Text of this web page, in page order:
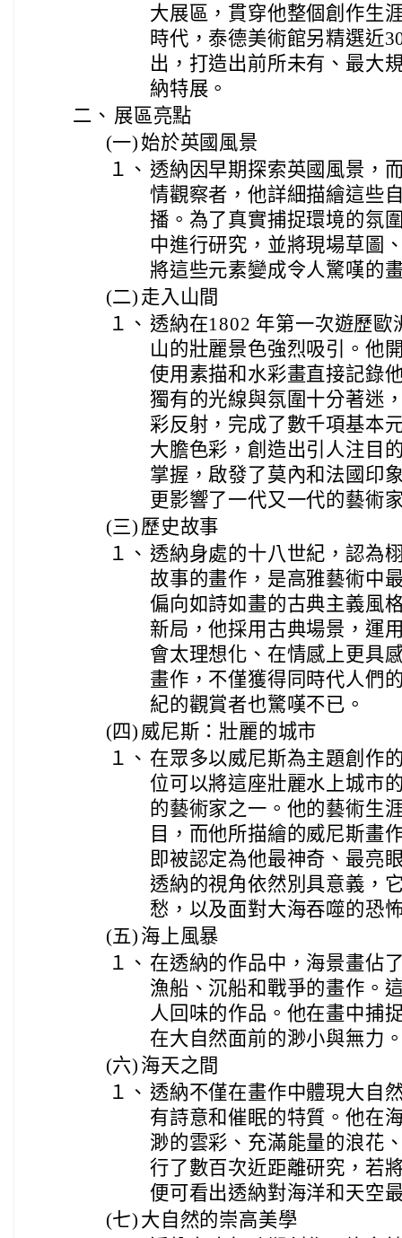
大展區，貫穿他整個創作生
時代，泰德美術館另精選近
出，打造出前所未有、最大
納特展。
二、 展區亮點
(一)始於英國風景
１、 透納因早期探索英國風景，
情觀察者，他詳細描繪這些
播。為了真實捕捉環境的氛
中進行研究，並將現場草圖
將這些元素變成令人驚嘆的
(二) 走入山間
１、 透納在1802 年第一次遊歷
山的壯麗景色強烈吸引。他
使用素描和水彩畫直接記錄
獨有的光線與氛圍十分著迷
彩反射，完成了數千項基本
大膽色彩，創造出引人注目
掌握，啟發了莫內和法國印
更影響了一代又一代的藝術
(三) 歷史故事
１、 透納身處的十八世紀，認為
故事的畫作，是高雅藝術中
偏向如詩如畫的古典主義風
新局，他採用古典場景，運
會太理想化、在情感上更具
畫作，不僅獲得同時代人們
紀的觀賞者也驚嘆不已。
(四) 威尼斯：壯麗的城市
１、 在眾多以威尼斯為主題創作
位可以將這座壯麗水上城市
的藝術家之一。他的藝術生
目，而他所描繪的威尼斯畫
即被認定為他最神奇、最亮
透納的視角依然別具意義，
愁，以及面對大海吞噬的恐
(五) 海上風暴
１、 在透納的作品中，海景畫佔
漁船、沉船和戰爭的畫作。
人回味的作品。他在畫中捕
在大自然面前的渺小與無力
(六) 海天之間
１、 透納不僅在畫作中體現大自
有詩意和催眠的特質。他在
渺的雲彩、充滿能量的浪花
行了數百次近距離研究，若
便可看出透納對海洋和天空
(七) 大自然的崇高美學